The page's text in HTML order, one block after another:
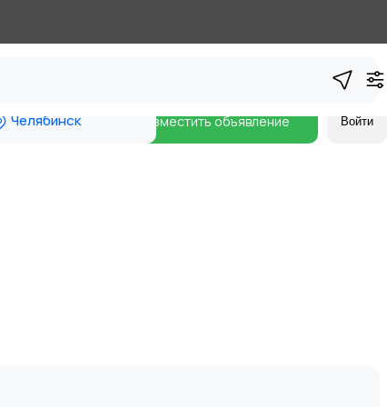
Челябинск Разместить объявление Войти